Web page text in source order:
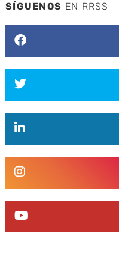
SÍGUENOS EN RRSS